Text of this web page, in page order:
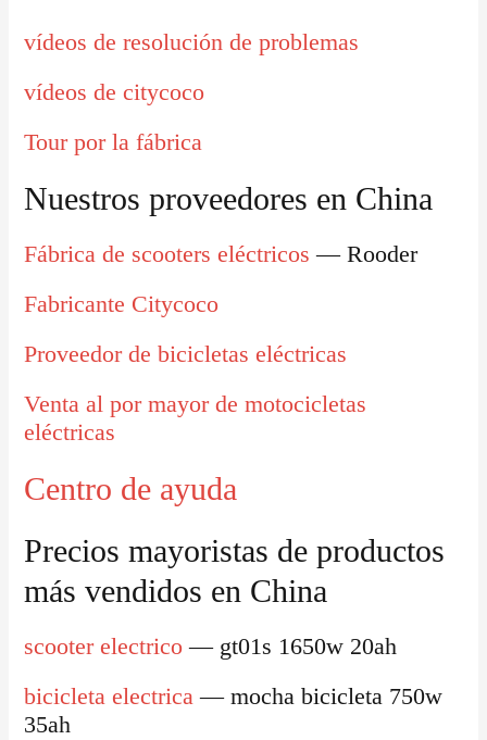
vídeos de resolución de problemas
vídeos de citycoco
Tour por la fábrica
Nuestros proveedores en China
Fábrica de scooters eléctricos — Rooder
Fabricante Citycoco
Proveedor de bicicletas eléctricas
Venta al por mayor de motocicletas
eléctricas
Centro de ayuda
Precios mayoristas de productos
más vendidos en China
scooter electrico — gt01s 1650w 20ah
bicicleta electrica — mocha bicicleta 750w
35ah